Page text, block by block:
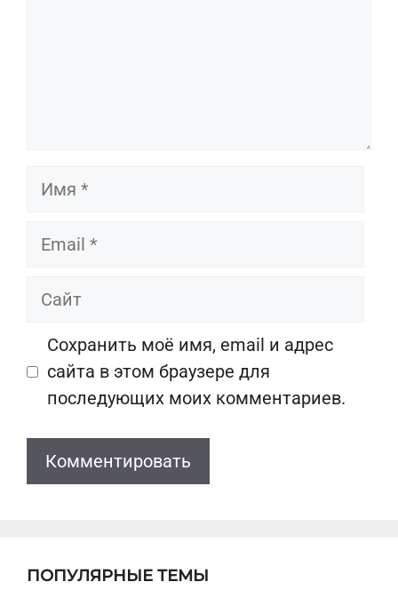
Имя
Email
Сайт
Сохранить моё имя, email и адрес
сайта в этом браузере для
последующих моих комментариев.
ПОПУЛЯРНЫЕ ТЕМЫ